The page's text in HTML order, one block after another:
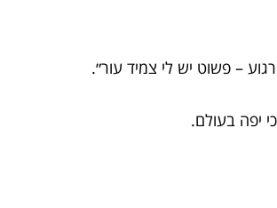
– פשוט יש לי צמיד עור״.
יפה בעולם.